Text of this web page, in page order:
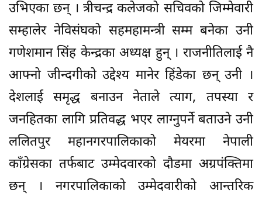
उभिएका छन् । त्रीचन्द्र कलेजको सचिवको जिम्मेवारी
सम्हालेर नेविसंघको सहमहामन्त्री सम्म बनेका उनी
गणेशमान सिंह केन्द्रका अध्यक्ष हुन् । राजनीतिलाई नै
आफ्नो जीन्दगीको उद्देश्य मानेर हिंडेका छन् उनी ।
देशलाई समृद्ध बनाउन नेताले त्याग, तपस्या र
जनहितका लागि प्रतिवद्ध भएर लाग्नुपर्ने बताउने उनी
ललितपुर महानगरपालिकाको मेयरमा नेपाली
काँग्रेसका तर्फबाट उम्मेदवारको दौडमा अग्रपंक्तिमा
छन् । नगरपालिकाको उम्मेदवारीको आन्तरिक